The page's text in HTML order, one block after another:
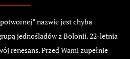
nazwie jest chyba
jednośladów z Bolonii. 22-letnia
renesans. Przed Wami zupełnie